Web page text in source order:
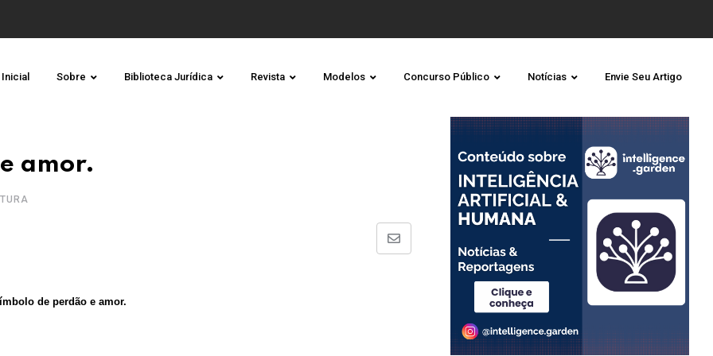
Sobre Biblioteca Jurídica Revista Modelos Concurso Público Notícias Envie Seu Artigo
amor.
Share
de perdão e amor.